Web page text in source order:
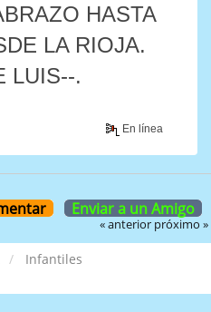
HASTA
LA RIOJA.
LUIS--.
En línea
Enviar a un Amigo
« anterior próximo »
Infantiles